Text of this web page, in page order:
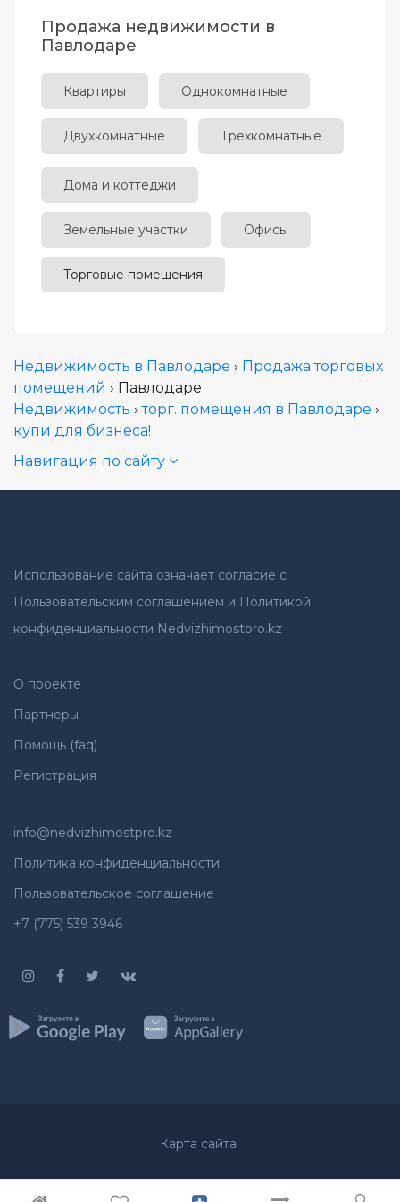
Продажа недвижимости в
Павлодаре
Квартиры Однокомнатные
Двухкомнатные Трехкомнатные
Дома и коттеджи
Земельные участки Офисы
Торговые помещения
Недвижимость в Павлодаре › Продажа торговых
помещений › Павлодаре
Недвижимость ›торг. помещения в Павлодаре ›
купи для бизнеса!
Навигация по сайту
Использование сайта означает согласие с
Пользовательским соглашением и Политикой
конфиденциальности Nedvizhimostpro.kz
О проекте
Партнеры
Помощь (faq)
Регистрация
info@nedvizhimostpro.kz
Политика конфиденциальности
Пользовательское соглашение
+7 (775) 539 3946
Карта сайта
© 2012-2026НедвижимостьВсе права защищены